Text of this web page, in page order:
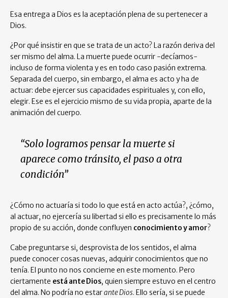
Esa entrega a Dios es la aceptación plena de su pertenecer a
Dios.
¿Por qué insistir en que se trata de un acto? La razón deriva del
ser mismo del alma. La muerte puede ocurrir -decíamos-
incluso de forma violenta y es en todo caso pasión extrema.
Separada del cuerpo, sin embargo, el alma es acto y ha de
actuar: debe ejercer sus capacidades espirituales y, con ello,
elegir. Ese es el ejercicio mismo de su vida propia, aparte de la
animación del cuerpo.
“Solo logramos pensar la muerte si
aparece como tránsito, el paso a otra
condición”
¿Cómo no actuaría si todo lo que está en acto actúa?, ¿cómo,
al actuar, no ejercería su libertad si ello es precisamente lo más
propio de su acción, donde confluyen conocimiento y amor?
Cabe preguntarse si, desprovista de los sentidos, el alma
puede conocer cosas nuevas, adquirir conocimientos que no
tenía. El punto no nos concierne en este momento. Pero
ciertamente está ante Dios, quien siempre estuvo en el centro
del alma. No podría no estarante Dios. Ello sería, si se puede